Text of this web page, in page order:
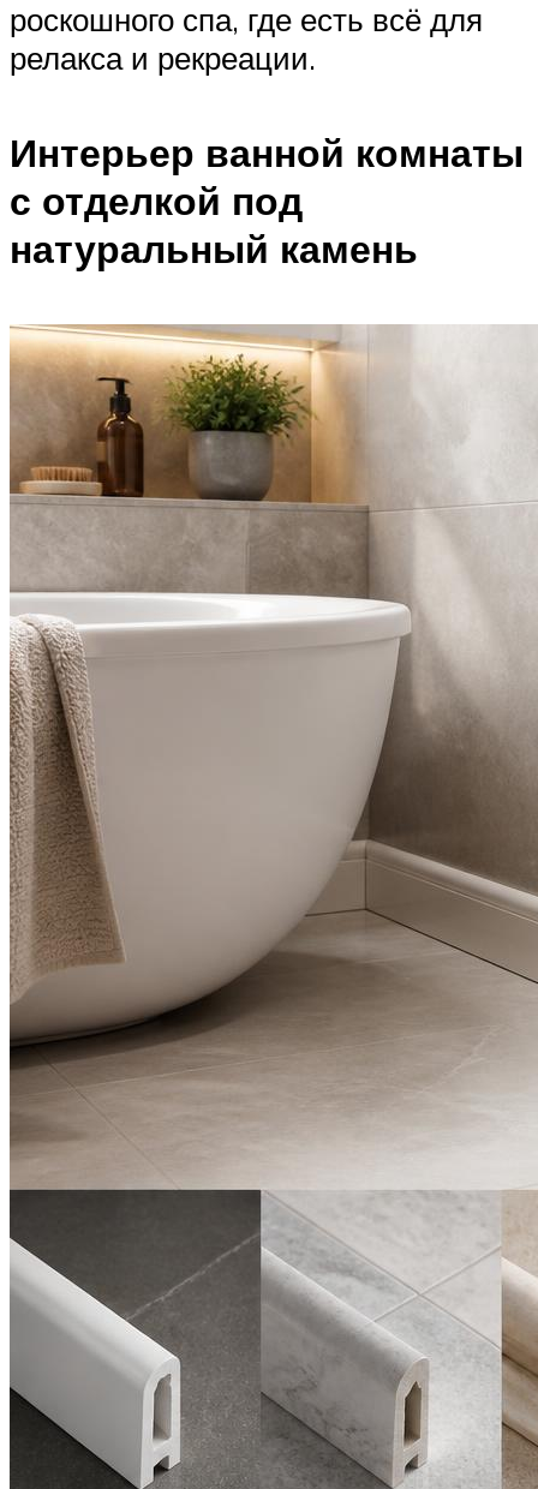
роскошного спа, где есть всё для
релакса и рекреации.
Интерьер ванной комнаты
с отделкой под
натуральный камень